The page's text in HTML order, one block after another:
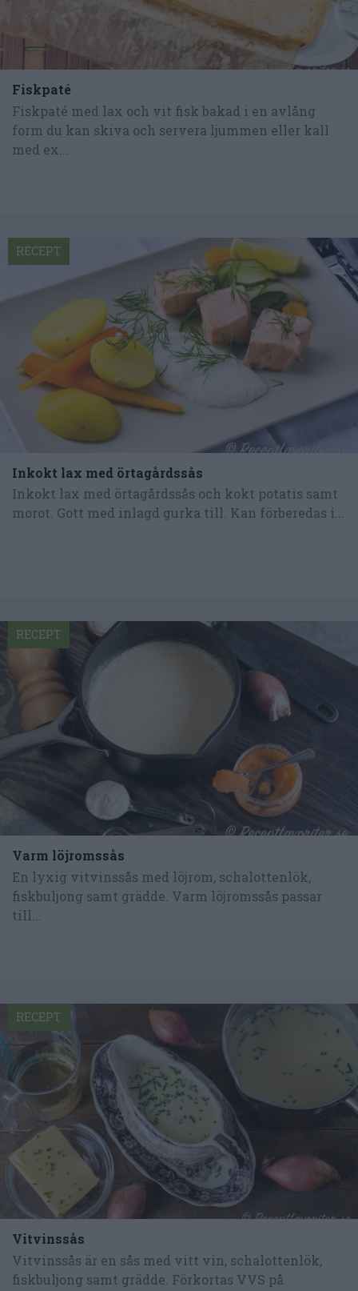
Fiskpaté
Fiskpaté med lax och vit fisk bakad i en avlång
form du kan skiva och servera ljummen eller kall
med ex...
Inkokt lax med örtagårdssås
Inkokt lax med örtagårdssås och kokt potatis samt
morot. Gott med inlagd gurka till. Kan förberedas i...
RECEPT
Varm löjromssås
En lyxig vitvinssås med löjrom, schalottenlök,
fiskbuljong samt grädde. Varm löjromssås passar
till...
RECEPT
Vitvinssås
Vitvinssås är en sås med vitt vin, schalottenlök,
fiskbuljong samt grädde. Förkortas VVS på
RECEPT